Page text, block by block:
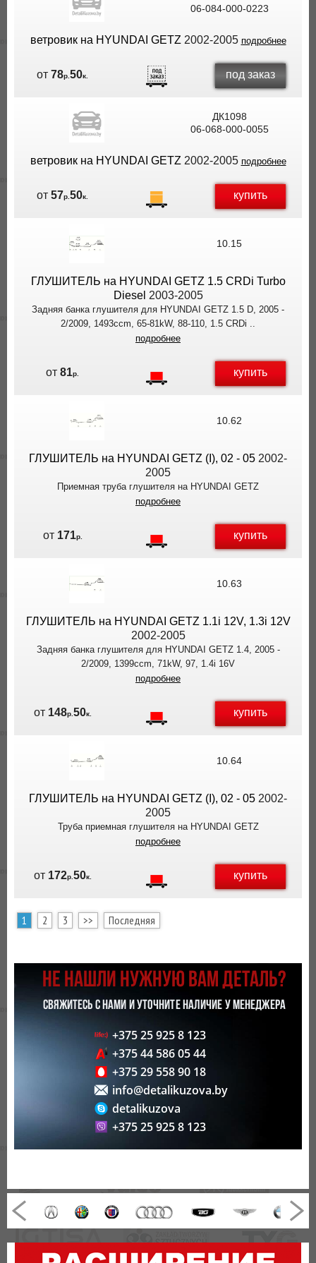
06-084-000-0223
ветровик на HYUNDAI GETZ 2002-2005 подробнее
от78р.50к. под заказ
ДК1098
06-068-000-0055
ветровик на HYUNDAI GETZ 2002-2005 подробнее
от57р.50к. купить
10.15
ГЛУШИТЕЛЬ на HYUNDAI GETZ 1.5 CRDi Turbo
Diesel 2003-2005
Задняя банка глушителя для HYUNDAI GETZ 1.5 D, 2005 -
2/2009, 1493ccm, 65-81kW, 88-110, 1.5 CRDi ..
подробнее
от81р. купить
10.62
ГЛУШИТЕЛЬ на HYUNDAI GETZ (I), 02 - 05 2002-
2005
Приемная труба глушителя на HYUNDAI GETZ
подробнее
от 171р. купить
10.63
ГЛУШИТЕЛЬ на HYUNDAI GETZ 1.1i 12V, 1.3i 12V
2002-2005
Задняя банка глушителя для HYUNDAI GETZ 1.4, 2005 -
2/2009, 1399ccm, 71kW, 97, 1.4i 16V
подробнее
от 148р. 50к. купить
10.64
ГЛУШИТЕЛЬ на HYUNDAI GETZ (I), 02 - 05 2002-
2005
Труба приемная глушителя на HYUNDAI GETZ
подробнее
от 172р. 50к. купить
1 2 3 >> Последняя
НЕ НАШЛИ НУЖНУЮ ВАМ ДЕТАЛЬ?
СВЯЖИТЕСЬ С НАМИ И УТОЧНИТЕ НАЛИЧИЕ У МЕНЕДЖЕРА
+375 25 925 8 123
+375 44 586 05 44
+375 29 558 90 18
info@detalikuzova.by
detalikuzova
+375 25 925 8 123